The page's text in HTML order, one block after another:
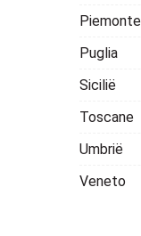
Piemonte
Puglia
Sicilië
Toscane
Umbrië
Veneto